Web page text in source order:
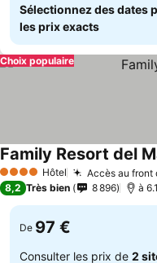
Sélectionnez des dates
les prix exacts
Choix populaire
4 Étoiles Hôtel Accès au front
Family Resort del
8,2 Très bien 8 896 à
De 97 €
Consulter les prix de 2